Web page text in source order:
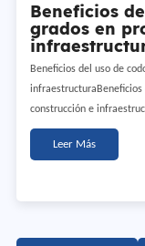
Tres
como
de acero de
Tres formas de
de acero de costura
molde de laminación es
Leer Más
Beneficios
grados en
Beneficios del uso de
infraestructuraBeneficios
construcción e
Leer Más
Importancia
térmico de
Importancia del proceso
tratamiento térmico es el
carcasa de aceite. Si el
Leer Más